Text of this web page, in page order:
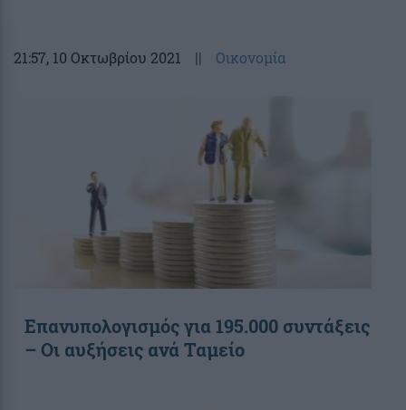
21:57, 10 Οκτωβρίου 2021 || Οικονομία
Επανυπολογισμός για 195.000 συντάξεις
– Οι αυξήσεις ανά Ταμείο